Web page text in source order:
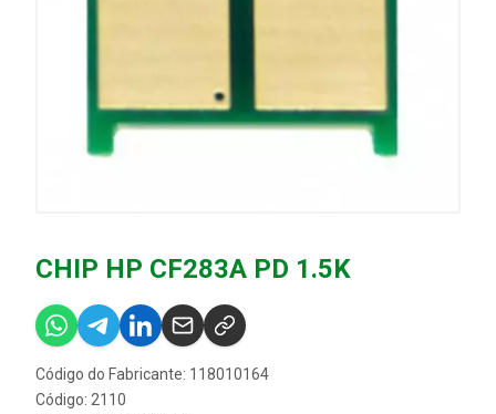
CHIP HP CF283A PD 1.5K
Código do Fabricante: 118010164
Código: 2110